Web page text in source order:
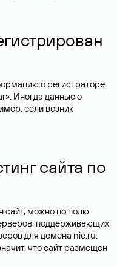
о регистраторе
Иногда данные о
если возник
сайта по
сайт, можно по полю
поддерживающих
для домена nic.ru:
что сайт размещен